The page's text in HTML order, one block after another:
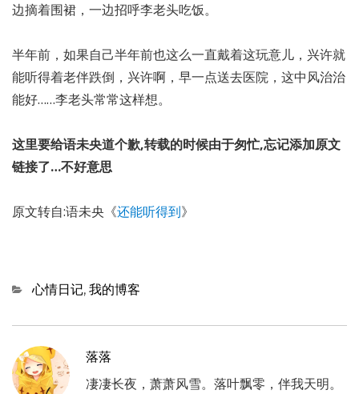
边摘着围裙，一边招呼李老头吃饭。
半年前，如果自己半年前也这么一直戴着这玩意儿，兴许就
能听得着老伴跌倒，兴许啊，早一点送去医院，这中风治治
能好……李老头常常这样想。
这里要给语未央道个歉,转载的时候由于匆忙,忘记添加原文
链接了…不好意思
原文转自:语未央《还能听得到》
Categories
心情日记, 我的博客
落落
凄凄长夜，萧萧风雪。落叶飘零，伴我天明。